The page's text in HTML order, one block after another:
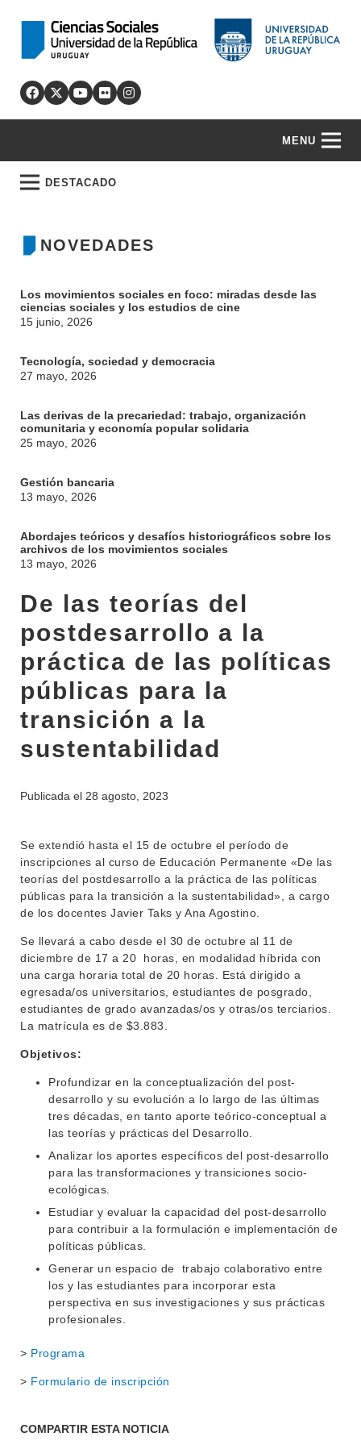
MENU
DEPARTAMENTOS
INVESTIGACIÓN
EXTENSIÓN
SERVICIOS
LLAMADOS
NOTICIAS
DESTACADO
OFERTA DE GRADO
POSGRADOS
MOVILIDAD ACADÉMICA
NOVEDADES
Los movimientos sociales en foco: miradas desde las
ciencias sociales y los estudios de cine
15 junio, 2026
Tecnología, sociedad y democracia
27 mayo, 2026
Las derivas de la precariedad: trabajo, organización
comunitaria y economía popular solidaria
25 mayo, 2026
Gestión bancaria
13 mayo, 2026
Abordajes teóricos y desafíos historiográficos sobre los
archivos de los movimientos sociales
13 mayo, 2026
De las teorías del
postdesarrollo a la
práctica de las políticas
públicas para la
transición a la
sustentabilidad
Publicada el 28 agosto, 2023
Se extendió hasta el 15 de octubre el período de
inscripciones al curso de Educación Permanente «De las
teorías del postdesarrollo a la práctica de las políticas
públicas para la transición a la sustentabilidad», a cargo
de los docentes Javier Taks y Ana Agostino.
Se llevará a cabo desde el 30 de octubre al 11 de
diciembre de 17 a 20 horas, en modalidad híbrida con
una carga horaria total de 20 horas. Está dirigido a
egresada/os universitarios, estudiantes de posgrado,
estudiantes de grado avanzadas/os y otras/os terciarios.
La matrícula es de $3.883.
Objetivos:
Profundizar en la conceptualización del post-
desarrollo y su evolución a lo largo de las últimas
tres décadas, en tanto aporte teórico-conceptual a
las teorías y prácticas del Desarrollo.
Analizar los aportes específicos del post-desarrollo
para las transformaciones y transiciones socio-
ecológicas.
Estudiar y evaluar la capacidad del post-desarrollo
para contribuir a la formulación e implementación de
políticas públicas.
Generar un espacio de trabajo colaborativo entre
los y las estudiantes para incorporar esta
perspectiva en sus investigaciones y sus prácticas
profesionales.
> Programa
> Formulario de inscripción
COMPARTIR ESTA NOTICIA